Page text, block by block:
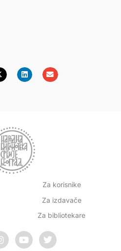
Za korisnike
Za izdavače
Za bibliotekare